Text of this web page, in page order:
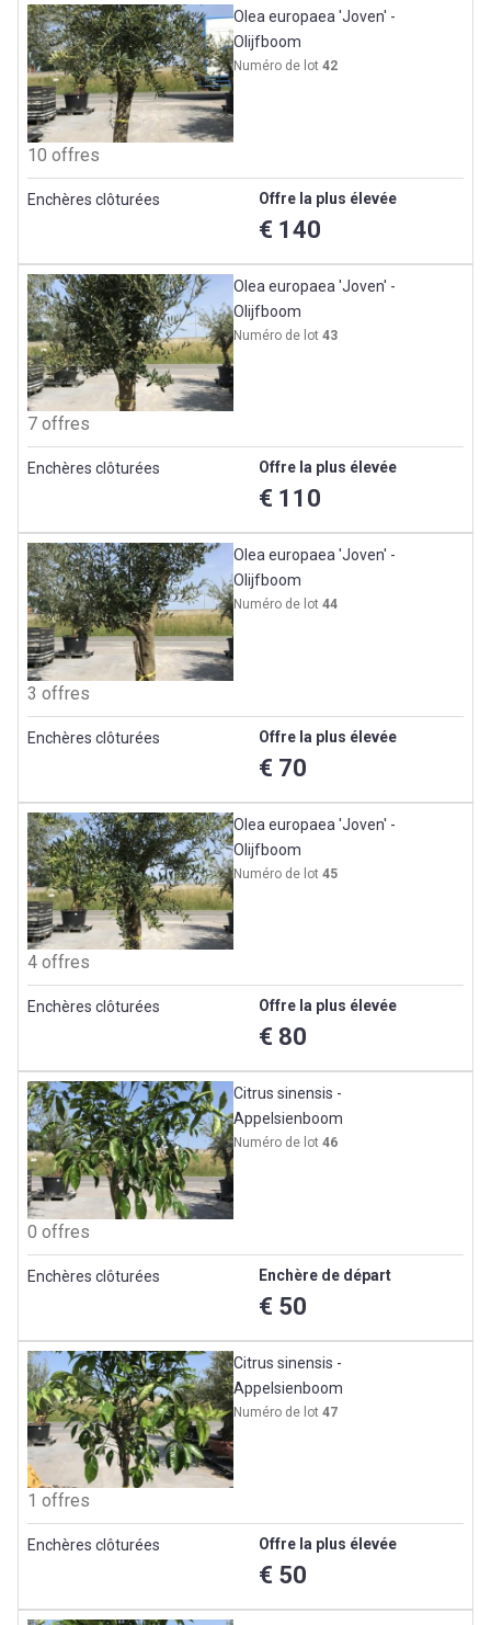
Olea europaea 'Joven' -
Olijfboom
Numéro de lot42
10 offres
Enchères clôturées Offre la plus élevée
€ 140
Olea europaea 'Joven' -
Olijfboom
Numéro de lot43
7 offres
Enchères clôturées Offre la plus élevée
€ 110
Olea europaea 'Joven' -
Olijfboom
Numéro de lot44
3 offres
Enchères clôturées Offre la plus élevée
€ 70
Olea europaea 'Joven' -
Olijfboom
Numéro de lot45
4 offres
Enchères clôturées Offre la plus élevée
€ 80
Citrus sinensis -
Appelsienboom
Numéro de lot46
0 offres
Enchères clôturées Enchère de départ
€ 50
Citrus sinensis -
Appelsienboom
Numéro de lot47
1 offres
Enchères clôturées Offre la plus élevée
€ 50